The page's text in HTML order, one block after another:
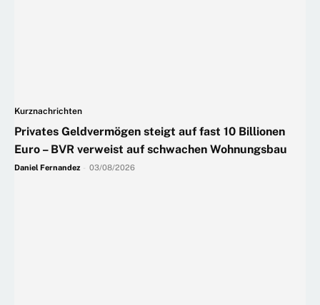
Kurznachrichten
Privates Geldvermögen steigt auf fast 10 Billionen
Euro – BVR verweist auf schwachen Wohnungsbau
Daniel Fernandez 03/08/2026